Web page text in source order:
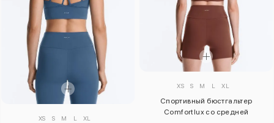
XS S M L XL
XS S M L XL
Спортивный бюстгальтер
Comfortlux со средней